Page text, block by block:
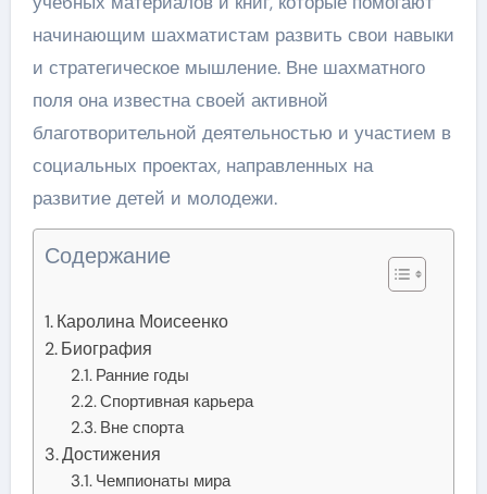
начинающим шахматистам развить свои навыки
и стратегическое мышление. Вне шахматного
поля она известна своей активной
благотворительной деятельностью и участием в
социальных проектах, направленных на
развитие детей и молодежи.
Содержание
Каролина Моисеенко
Биография
Ранние годы
Спортивная карьера
Вне спорта
Достижения
Чемпионаты мира